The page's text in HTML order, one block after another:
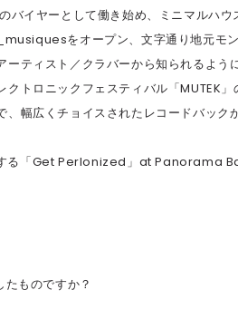
バイヤーとして働き始め、ミニマルハ
をオープン、文字通り地元モン
ーティスト／クラバーから知られるよ
トロニックフェスティバル「MUTEK」
、幅広くチョイスされたレコードバッ
る「Get Perlonized」at Panorama
ものですか？